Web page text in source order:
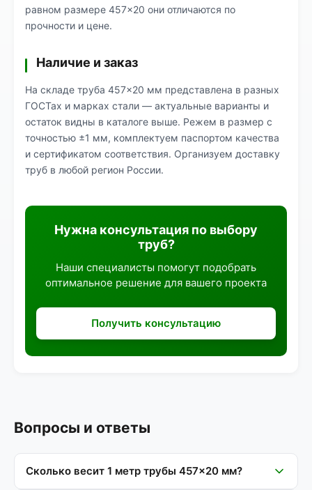
равном размере 457×20 они отличаются по
прочности и цене.
Наличие и заказ
На складе труба 457×20 мм представлена в разных
ГОСТах и марках стали — актуальные варианты и
остаток видны в каталоге выше. Режем в размер с
точностью ±1 мм, комплектуем паспортом качества
и сертификатом соответствия. Организуем доставку
труб в любой регион России.
Нужна консультация по выбору
труб?
Наши специалисты помогут подобрать
оптимальное решение для вашего проекта
Получить консультацию
Вопросы и ответы
Сколько весит 1 метр трубы 457×20 мм?